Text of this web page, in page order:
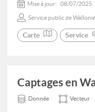
Mise à jour: 08/07/2025
Service public de
Carte Service
Captages en
Donnée Vecteur